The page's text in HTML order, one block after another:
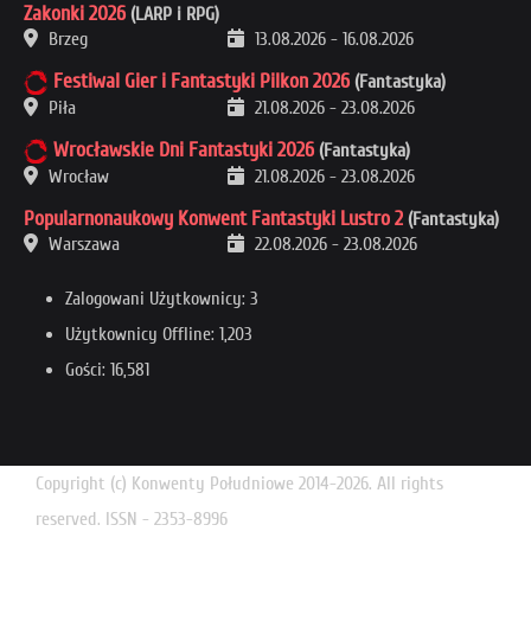
Zakonki 2026 (LARP i RPG)
Brzeg
13.08.2026 - 16.08.2026
Festiwal Gier i Fantastyki Pilkon 2026 (Fantastyka)
Piła
21.08.2026 - 23.08.2026
Wrocławskie Dni Fantastyki 2026 (Fantastyka)
Wrocław
21.08.2026 - 23.08.2026
Popularnonaukowy Konwent Fantastyki Lustro 2 (Fantastyka)
Warszawa
22.08.2026 - 23.08.2026
Zalogowani Użytkownicy: 3
Użytkownicy Offline: 1,203
Gości: 16,581
Copyright (c) Konwenty Południowe 2014-2026. All rights
reserved. ISSN - 2353-8996